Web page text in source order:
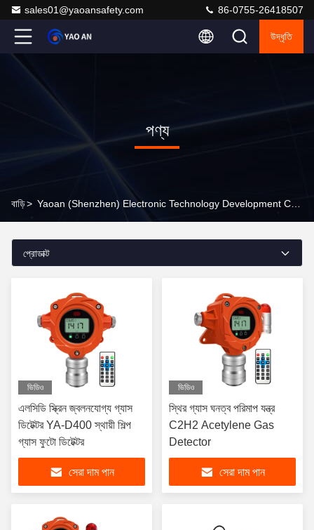
sales01@yaoansafety.com 86-0755-26418507
উদ্ধৃতি
পণ্য
বাড়ি>
প্রোডাক্ট
ভিডিও
এলসিডি স্ক্রিন জ্বলনযোগ্য গ্যাস
ডিটেক্টর YA-D400 স্থায়ী শিল্প
গ্যাস ফুটো ডিটেক্টর
সেরা দাম পান
ভিডিও
স্থির গ্যাস ঘনত্ব পরিমাপ যন্ত্র
C2H2 Acetylene Gas
Detector
সেরা দাম পান